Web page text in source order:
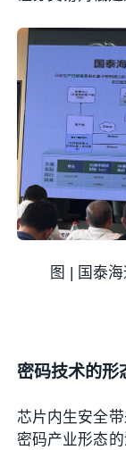
图 | 国泰
密码技术的形
芯片内生安全
密码产业形态